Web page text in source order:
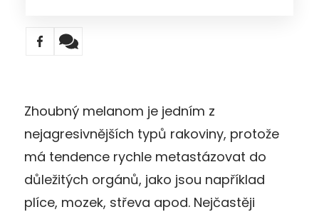
Zhoubný melanom je jedním z
nejagresivnějších typů rakoviny, protože
má tendence rychle metastázovat do
důležitých orgánů, jako jsou například
plíce, mozek, střeva apod. Nejčastěji